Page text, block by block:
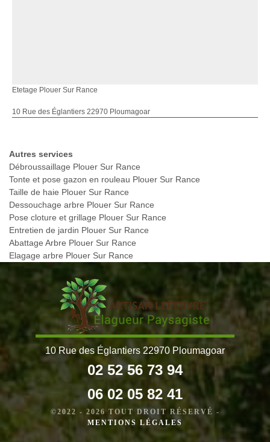
Etetage Plouer Sur Rance
10 Rue des Églantiers 22970 Ploumagoar
Autres services
Débroussaillage Plouer Sur Rance
Tonte et pose gazon en rouleau Plouer Sur Rance
Taille de haie Plouer Sur Rance
Dessouchage arbre Plouer Sur Rance
Pose cloture et grillage Plouer Sur Rance
Entretien de jardin Plouer Sur Rance
Abattage Arbre Plouer Sur Rance
Elagage arbre Plouer Sur Rance
10 Rue des Églantiers 22970 Ploumagoar
02 52 56 73 94
06 02 05 82 41
©2022 - 2026 TOUT DROIT RÉSERVÉ -
MENTIONS LÉGALES